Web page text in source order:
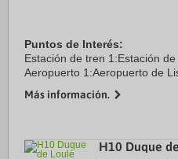
Puntos de Interés:
Estación de tren 1:Estación
Aeropuerto 1:Aeropuerto de
Recinto ferial 2:CCL,Centro
Más información.
H10 Duque